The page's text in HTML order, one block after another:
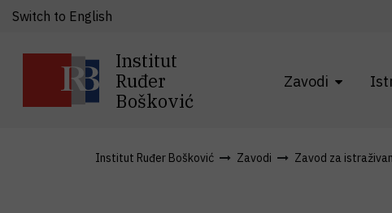
Institut
Ruđer
Bošković
Zavodi
Switch to English
Institut Ruđer Bošković Zavodi Zavod za